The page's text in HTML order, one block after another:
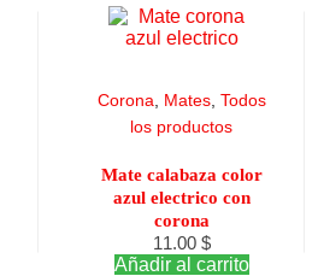
Corona Mates, Todos
los productos
Mate calabaza color
azul electrico con
corona
11.00 $
Añadir al carrito